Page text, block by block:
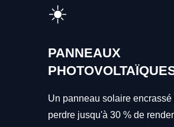
☀️
PANNEAUX
Un panneau solaire encrassé
perdre jusqu'à 30 % de